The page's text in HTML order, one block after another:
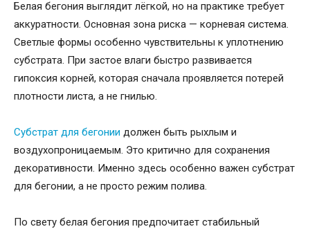
Белая бегония выглядит лёгкой, но на практике требует
аккуратности. Основная зона риска — корневая система.
Светлые формы особенно чувствительны к уплотнению
субстрата. При застое влаги быстро развивается
гипоксия корней, которая сначала проявляется потерей
плотности листа, а не гнилью.
Субстрат для бегонии должен быть рыхлым и
воздухопроницаемым. Это критично для сохранения
декоративности. Именно здесь особенно важен субстрат
для бегонии, а не просто режим полива.
По свету белая бегония предпочитает стабильный